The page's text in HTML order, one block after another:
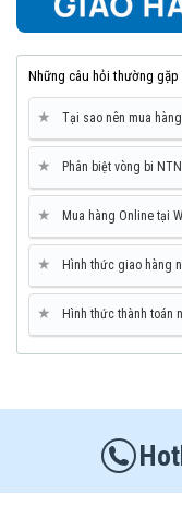
Những câu hỏi thường gặp
★ Tại sao nên mua
★ Phân biệt vòng bi
★ Mua hàng Online tại
★ Hình thức giao hàng
★ Hình thức thành toán